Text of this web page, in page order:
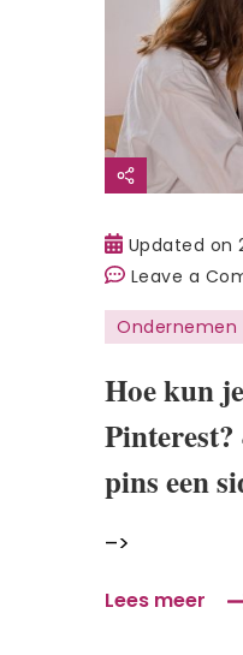
Updated on
Leave a
Ondernemen
Hoe kun
pins een
–>
Lees meer